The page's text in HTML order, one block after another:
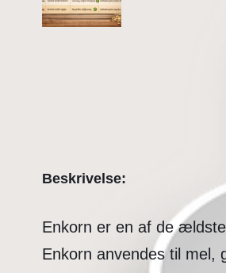
Beskrivelse:
Enkorn er en af de
Enkorn anvendes til mel,